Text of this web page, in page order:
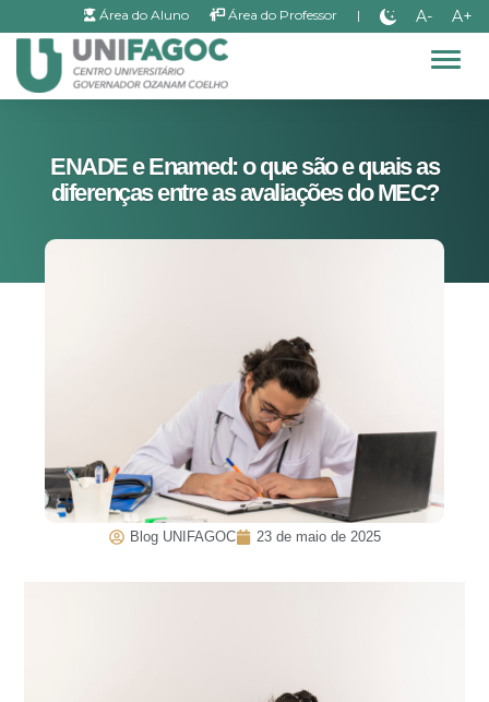
Área do Aluno Área do Professor | A- A+
ENADE e Enamed: o que são e quais as
diferenças entre as avaliações do MEC?
Blog UNIFAGOC 23 de maio de 2025